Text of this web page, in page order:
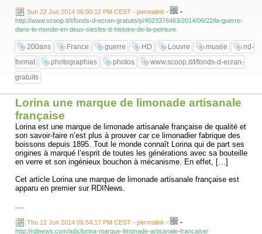
Sun 22 Jun 2014 06:00:12 PM CEST - permalink - -
http://www.scoop.it/t/fonds-d-ecran-gratuits/p/4023376463/2014/06/22/la-guerre-
dans-le-monde-en-deux-siecles-d-histoire-de-la-peinture
200ans France guerre HD Louvre musée
nd-
format
photographies photos
www.scoop.it/t/fonds-d-ecran-
gratuits
Lorina une marque de limonade artisanale
française
Lorina est une marque de limonade artisanale française de qualité et
son savoir-faire n’est plus à prouver car ce limonadier fabrique des
boissons depuis 1895. Tout le monde connaît Lorina qui de part ses
origines à marqué l’esprit de toutes les générations avec sa bouteille
en verre et son ingénieux bouchon à mécanisme. En effet, […]
Cet article Lorina une marque de limonade artisanale française est
apparu en premier sur RDINews.
....
Thu 12 Jun 2014 05:54:17 PM CEST - permalink - -
http://rdinews.com/ads/lorina-marque-limonade-artisanale-francaise/